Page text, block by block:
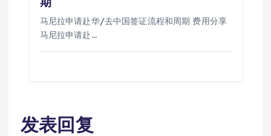
马尼拉申请赴华/去中国签证流程和周期 费用分享
马尼拉申请赴…
发表回复